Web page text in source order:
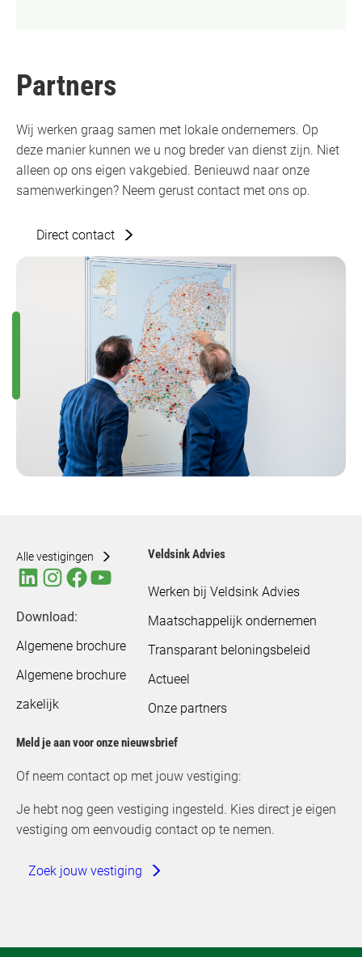
Partners
Wij werken graag samen met lokale ondernemers. Op
deze manier kunnen we u nog breder van dienst zijn. Niet
alleen op ons eigen vakgebied. Benieuwd naar onze
samenwerkingen? Neem gerust contact met ons op.
Direct contact
Alle vestigingen
Download:
Algemene brochure
Algemene brochure
zakelijk
Veldsink Advies
Werken bij Veldsink Advies
Maatschappelijk ondernemen
Transparant beloningsbeleid
Actueel
Onze partners
Meld je aan voor onze nieuwsbrief
Of neem contact op met jouw vestiging:
Je hebt nog geen vestiging ingesteld. Kies direct je eigen
vestiging om eenvoudig contact op te nemen.
Zoek jouw vestiging